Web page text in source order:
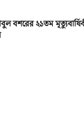
বশরের ২১তম